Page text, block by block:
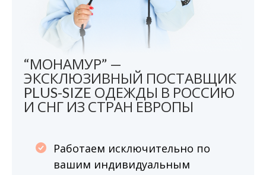
“МОНАМУР” —
ЭКСКЛЮЗИВНЫЙ ПОСТАВЩИК
PLUS-SIZE ОДЕЖДЫ В РОССИЮ
И СНГ ИЗ СТРАН ЕВРОПЫ
Работаем исключительно по
вашим индивидуальным